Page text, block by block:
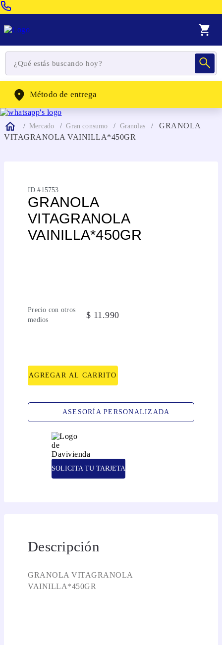
WhatsApp: (302) 262-4104
Método de entrega
Mercado Gran consumo Granolas
GRANOLA
VITAGRANOLA VAINILLA*450GR
ID #15753
GRANOLA
VITAGRANOLA
VAINILLA*450GR
Precio con otros
medios
$ 11.990
AGREGAR AL CARRITO
ASESORÍA PERSONALIZADA
SOLICITA TU TARJETA
Descripción
GRANOLA VITAGRANOLA
VAINILLA*450GR